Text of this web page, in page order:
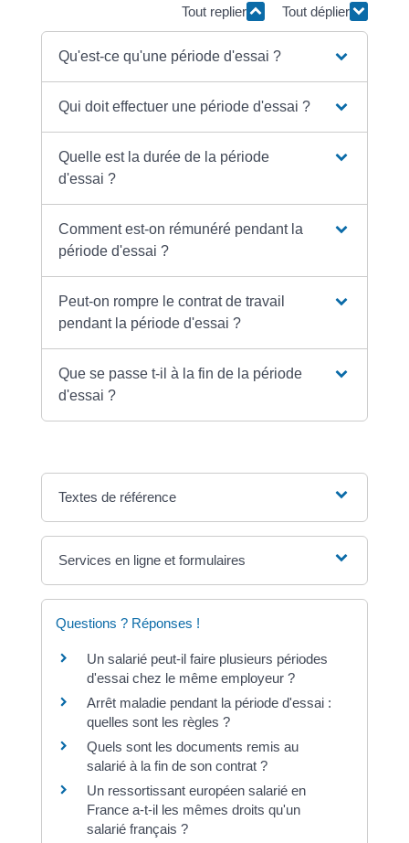
Tout replier Tout déplier
Qu'est-ce qu'une période d'essai ?
Qui doit effectuer une période d'essai ?
Quelle est la durée de la période
d'essai ?
Comment est-on rémunéré pendant la
période d'essai ?
Peut-on rompre le contrat de travail
pendant la période d'essai ?
Que se passe t-il à la fin de la période
d'essai ?
Textes de référence
Services en ligne et formulaires
Questions ? Réponses !
Un salarié peut-il faire plusieurs périodes
d'essai chez le même employeur ?
Arrêt maladie pendant la période d'essai :
quelles sont les règles ?
Quels sont les documents remis au
salarié à la fin de son contrat ?
Un ressortissant européen salarié en
France a-t-il les mêmes droits qu'un
salarié français ?